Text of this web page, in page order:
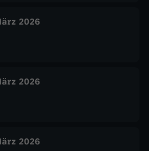
2026
2026
2026